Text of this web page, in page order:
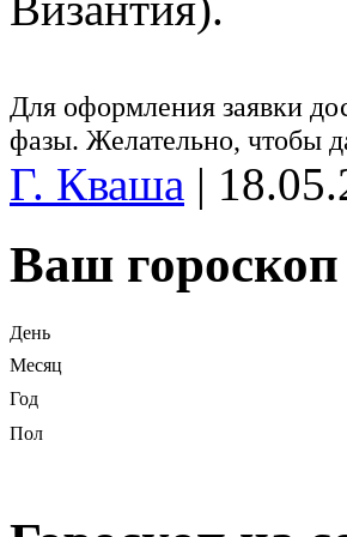
Для оформления заявки
фазы. Желательно, чтобы
Г. Кваша |
Ваш гороскоп
День
Месяц
Год
Пол